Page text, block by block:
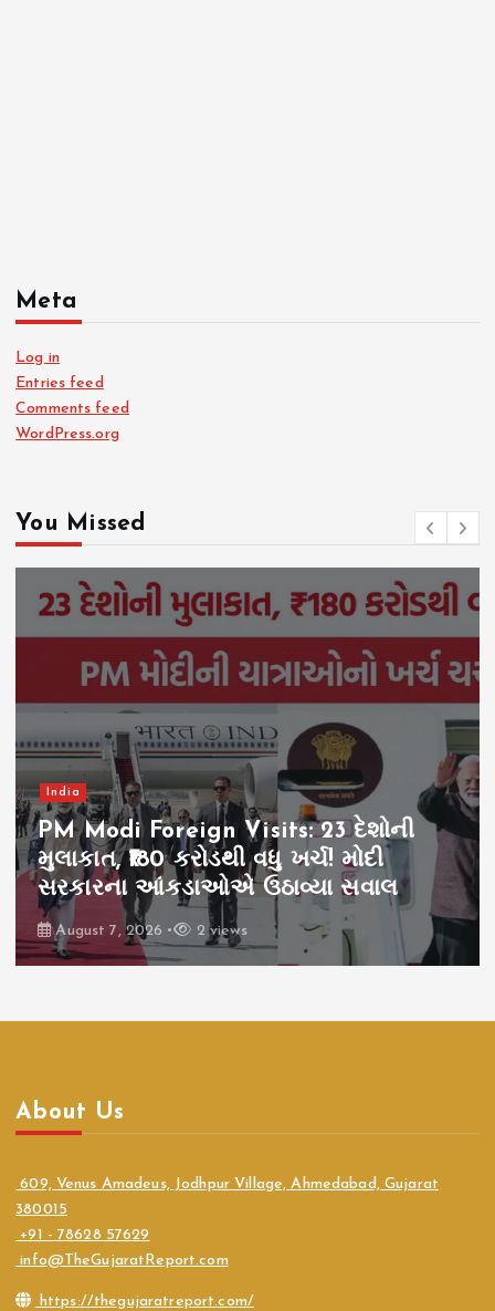
Meta
Log in
Entries feed
Comments feed
WordPress.org
You Missed
India
JPSC CID Investigation: બ્લેકલિસ્ટેડ
કંપનીને ટેન્ડર વગર JPSC પરીક્ષાનો ઠેકો?
CID તપાસમાં ચોંકાવનારા ખુલાસા
August 7, 2026 3 views
About Us
609, Venus Amadeus, Jodhpur Village, Ahmedabad, Gujarat
380015
+91 - 78628 57629
info@TheGujaratReport.com
https://thegujaratreport.com/